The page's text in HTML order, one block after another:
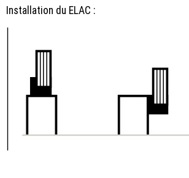
Installation du ELAC :